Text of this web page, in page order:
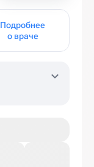
Подробнее
о враче